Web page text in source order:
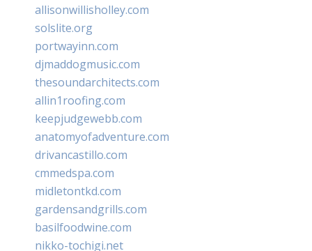
allisonwillisholley.com
solslite.org
portwayinn.com
djmaddogmusic.com
thesoundarchitects.com
allin1roofing.com
keepjudgewebb.com
anatomyofadventure.com
drivancastillo.com
cmmedspa.com
midletontkd.com
gardensandgrills.com
basilfoodwine.com
nikko-tochigi.net